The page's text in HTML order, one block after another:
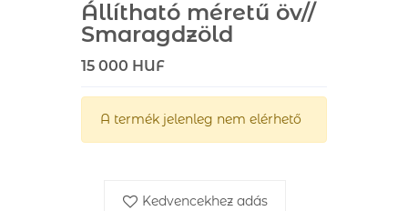
Állítható méretű öv//
Smaragdzöld
15 000 HUF
A termék jelenleg nem elérhető
Kedvencekhez adás